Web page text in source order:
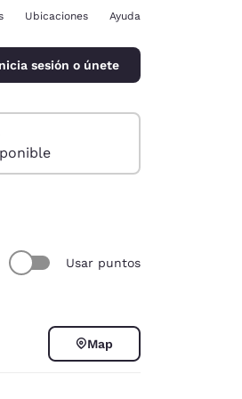
Ubicaciones Ayuda
sesión o únete
Usar puntos
Map